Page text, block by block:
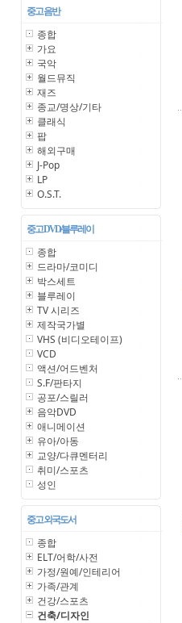
중고 음반
종합
가요
국악
월드뮤직
재즈
종교/명상/기타
클래식
팝
해외구매
J-Pop
LP
O.S.T.
중고 DVD/블루레이
종합
드라마/코미디
박스세트
블루레이
TV 시리즈
제작국가별
VHS (비디오테이프)
VCD
액션/어드벤처
S.F/판타지
공포/스릴러
음악DVD
애니메이션
유아/아동
교양/다큐멘터리
취미/스포츠
성인
중고 외국도서
종합
ELT/어학/사전
가정/원예/인테리어
가족/관계
건강/스포츠
건축/디자인